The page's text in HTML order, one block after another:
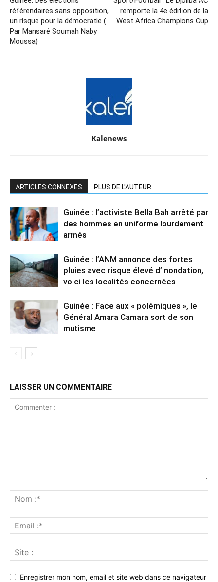
référendaires sans opposition,
un risque pour la démocratie (
Par Mansaré Soumah Naby
Moussa)
remporte la 4e édition de la
West Africa Champions Cup
Kalenews
ARTICLES CONNEXES PLUS DE L'AUTEUR
Guinée : l’activiste Bella Bah arrêté par
des hommes en uniforme lourdement
armés
Guinée : l’ANM annonce des fortes
pluies avec risque élevé d’inondation,
voici les localités concernées
Guinée : Face aux « polémiques », le
Général Amara Camara sort de son
mutisme
LAISSER UN COMMENTAIRE
Enregistrer mon nom, email et site web dans ce navigateur